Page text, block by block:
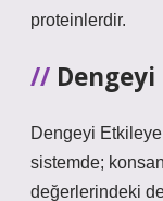
proteinlerdir.
Dengeyi
sistemde;
değerlerindeki